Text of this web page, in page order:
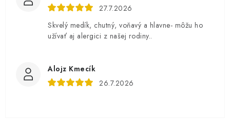
27.7.2026
Skvelý medík, chutný, voňavý a hlavne- môžu ho
užívať aj alergici z našej rodiny..
Alojz Kmecík
26.7.2026